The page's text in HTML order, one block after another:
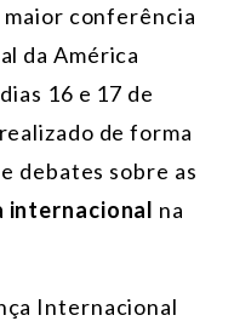
conferência
da América
16 e 17 de
de forma
debates sobre as
internacional na
Internacional